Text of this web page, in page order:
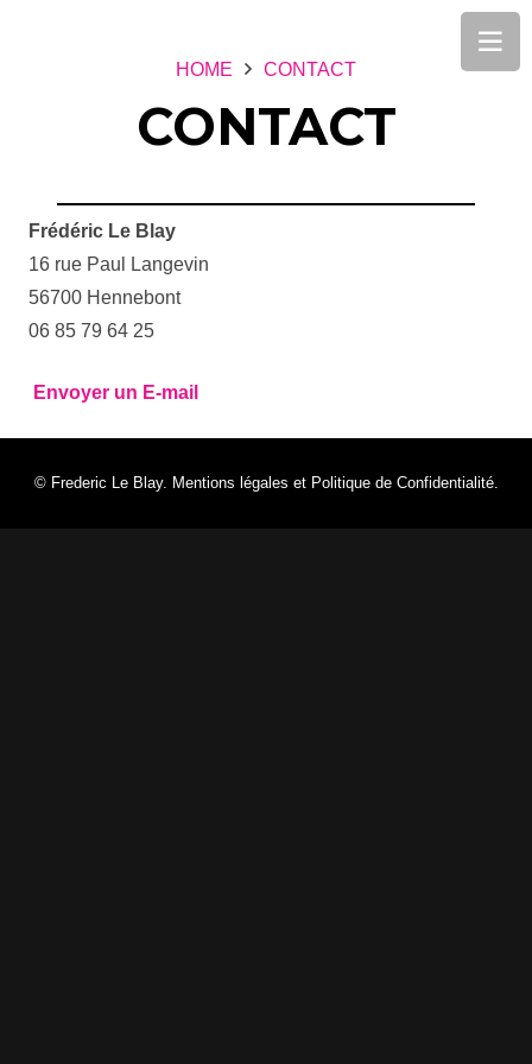
HOME CONTACT
CONTACT
Frédéric Le Blay
16 rue Paul Langevin
56700 Hennebont
06 85 79 64 25
Envoyer un E-mail
© Frederic Le Blay. Mentions légales et Politique de Confidentialité.